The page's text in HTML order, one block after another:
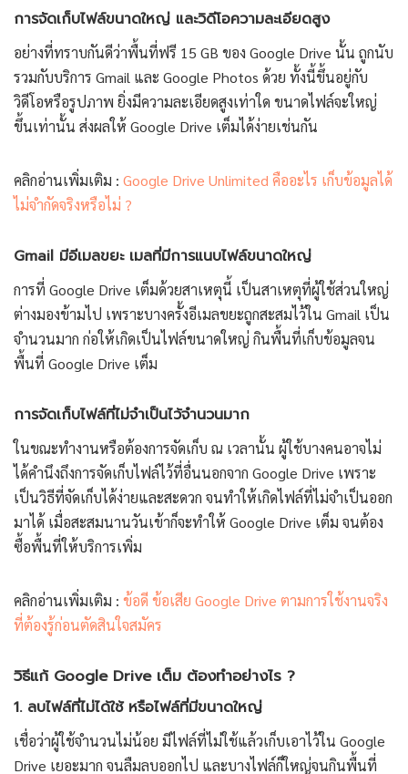
การจัดเก็บไฟล์ขนาดใหญ่ และวิดีโอความละเอียดสูง
อย่างที่ทราบกันดีว่าพื้นที่ฟรี 15 GB ของ Google Drive นั้น ถูกนับ
รวมกับบริการ Gmail และ Google Photos ด้วย ทั้งนี้ขึ้นอยู่กับ
วิดีโอหรือรูปภาพ ยิ่งมีความละเอียดสูงเท่าใด ขนาดไฟล์จะใหญ่
ขึ้นเท่านั้น ส่งผลให้ Google Drive เต็มได้ง่ายเช่นกัน
คลิกอ่านเพิ่มเติม : Google Drive Unlimited คืออะไร เก็บข้อมูลได้
ไม่จำกัดจริงหรือไม่ ?
Gmail มีอีเมลขยะ เมลที่มีการแนบไฟล์ขนาดใหญ่
การที่ Google Drive เต็มด้วยสาเหตุนี้ เป็นสาเหตุที่ผู้ใช้ส่วนใหญ่
ต่างมองข้ามไป เพราะบางครั้งอีเมลขยะถูกสะสมไว้ใน Gmail เป็น
จำนวนมาก ก่อให้เกิดเป็นไฟล์ขนาดใหญ่ กินพื้นที่เก็บข้อมูลจน
พื้นที่ Google Drive เต็ม
การจัดเก็บไฟล์ที่ไม่จำเป็นไว้จำนวนมาก
ในขณะทำงานหรือต้องการจัดเก็บ ณ เวลานั้น ผู้ใช้บางคนอาจไม่
ได้คำนึงถึงการจัดเก็บไฟล์ไว้ที่อื่นนอกจาก Google Drive เพราะ
เป็นวิธีที่จัดเก็บได้ง่ายและสะดวก จนทำให้เกิดไฟล์ที่ไม่จำเป็นออก
มาได้ เมื่อสะสมนานวันเข้าก็จะทำให้ Google Drive เต็ม จนต้อง
ซื้อพื้นที่ให้บริการเพิ่ม
คลิกอ่านเพิ่มเติม : ข้อดี ข้อเสีย Google Drive ตามการใช้งานจริง
ที่ต้องรู้ก่อนตัดสินใจสมัคร
วิธีแก้ Google Drive เต็ม ต้องทำอย่างไร ?
1. ลบไฟล์ที่ไม่ได้ใช้ หรือไฟล์ที่มีขนาดใหญ่
เชื่อว่าผู้ใช้จำนวนไม่น้อย มีไฟล์ที่ไม่ใช้แล้วเก็บเอาไว้ใน Google
Drive เยอะมาก จนลืมลบออกไป และบางไฟล์ก็ใหญ่จนกินพื้นที่